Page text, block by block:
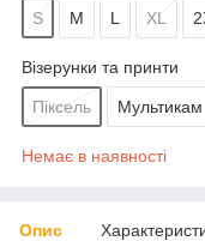
S M L XL
Візерунки та принти
Піксель Мультикам
Немає в наявності
Опис